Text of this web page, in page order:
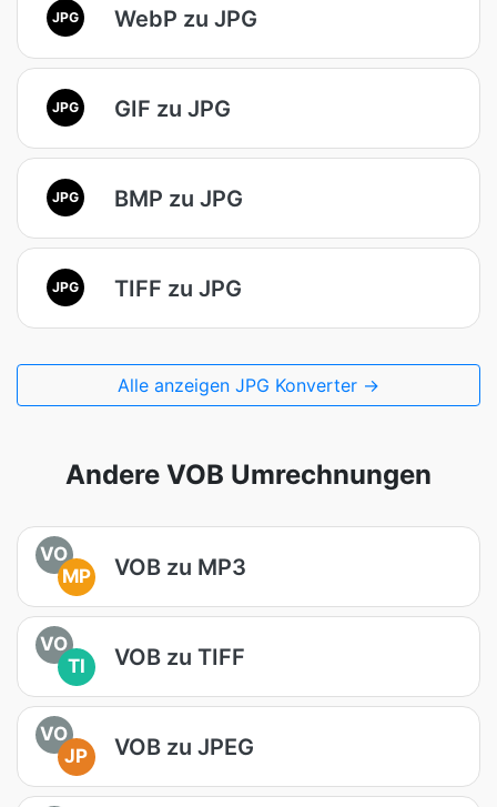
JPG WebP zu JPG
JPG GIF zu JPG
JPG BMP zu JPG
JPG TIFF zu JPG
Alle anzeigen JPG Konverter →
Andere VOB Umrechnungen
VO
MP
VOB zu MP3
VO
TI
VOB zu TIFF
VO
JP
VOB zu JPEG